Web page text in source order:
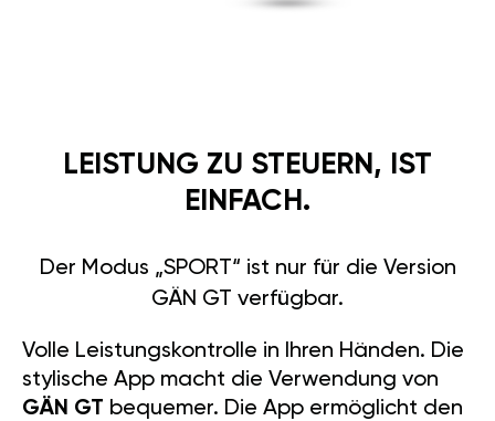
LEISTUNG ZU STEUERN, IST
EINFACH.
Der Modus „SPORT“ ist nur für die Version
GÄN GT verfügbar.
Volle Leistungskontrolle in Ihren Händen. Die
stylische App macht die Verwendung von
GÄN GT bequemer. Die App ermöglicht den